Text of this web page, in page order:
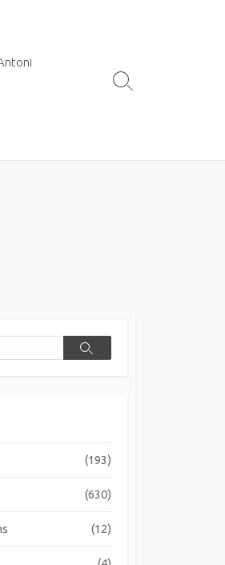
Search
Search
(193)
(630)
(12)